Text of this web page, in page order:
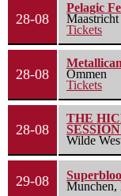
28-08
Pelagic
Maastricht
Tickets
28-08
Ommen
Tickets
28-08
THE
Wilde
29-08
Munchen,